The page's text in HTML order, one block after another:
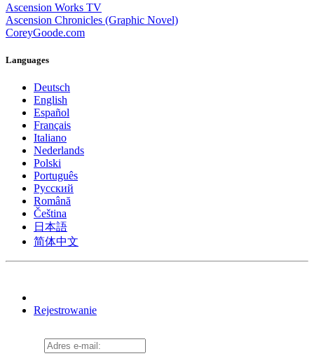
Ascension Works TV
Ascension Chronicles (Graphic Novel)
CoreyGoode.com
Languages
Deutsch
English
Español
Français
Italiano
Nederlands
Polski
Português
Pусский
Română
Čeština
日本語
简体中文
Rejestrowanie